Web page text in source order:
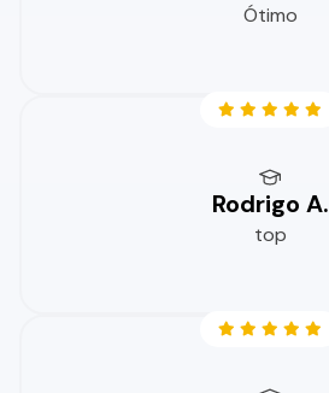
Ótimo
Rodrigo A.
top